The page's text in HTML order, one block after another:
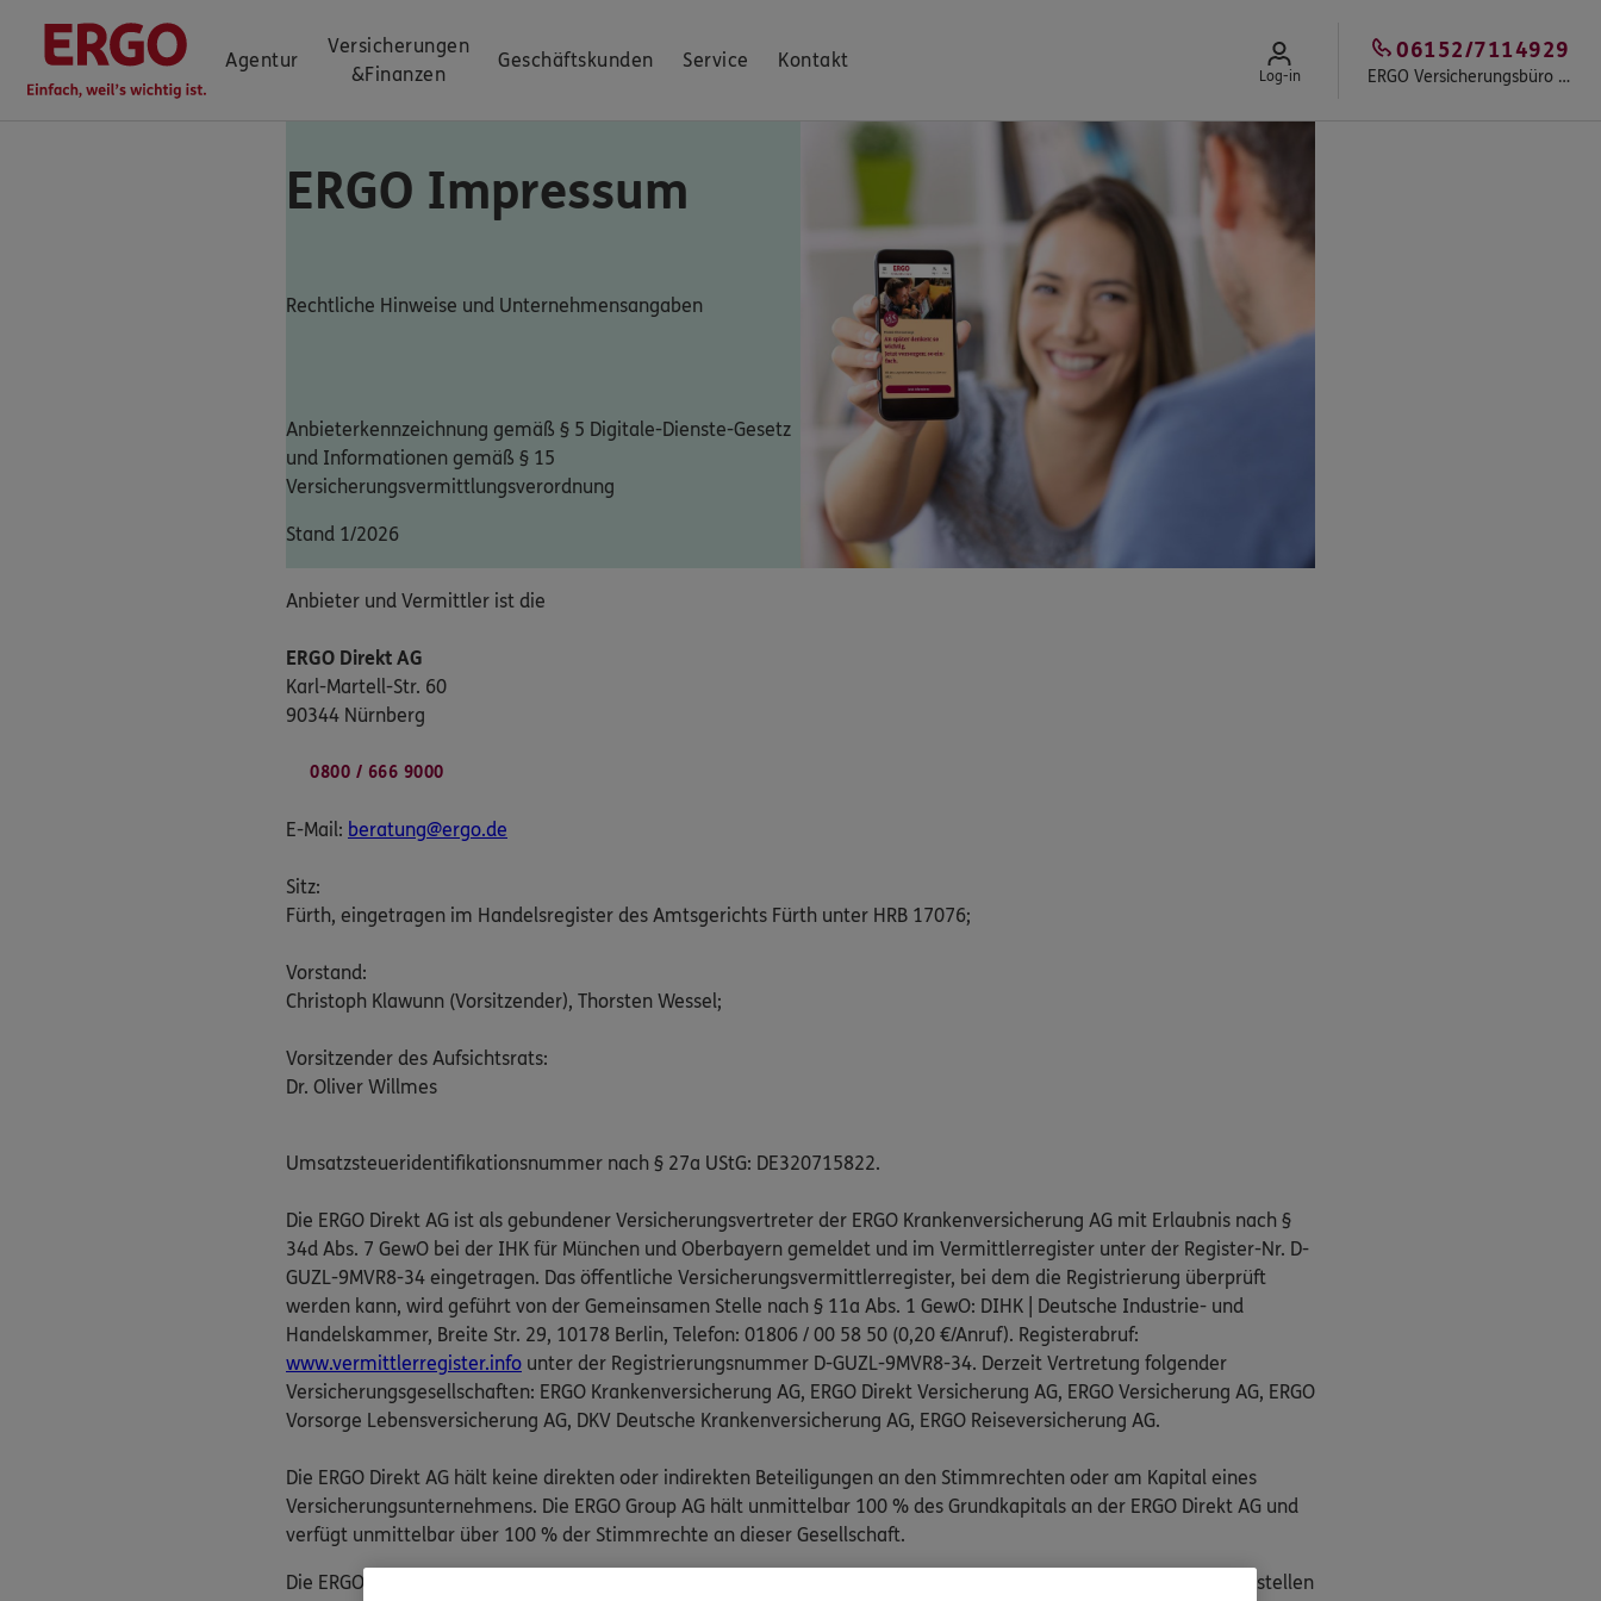
Agentur
Versicherungen
&Finanzen
Geschäftskunden Service Kontakt
Log-in ERGO Versicherungsbüro Minolfo & Team
06152/7114929
ERGO Impressum
Rechtliche Hinweise und Unternehmensangaben
Anbieterkennzeichnung gemäß § 5 Digitale-Dienste-Gesetz
und Informationen gemäß § 15
Versicherungsvermittlungsverordnung
Stand 1/2026
Anbieter und Vermittler ist die
ERGO Direkt AG
Karl-Martell-Str. 60
90344 Nürnberg
0800 / 666 9000
E-Mail: beratung@ergo.de
Sitz:
Fürth, eingetragen im Handelsregister des Amtsgerichts Fürth unter HRB 17076;
Vorstand:
Christoph Klawunn (Vorsitzender), Thorsten Wessel;
Vorsitzender des Aufsichtsrats:
Dr. Oliver Willmes
Umsatzsteueridentifikationsnummer nach § 27a UStG: DE320715822.
Die ERGO Direkt AG ist als gebundener Versicherungsvertreter der ERGO Krankenversicherung AG mit Erlaubnis nach §
34d Abs. 7 GewO bei der IHK für München und Oberbayern gemeldet und im Vermittlerregister unter der Register-Nr. D-
GUZL-9MVR8-34 eingetragen. Das öffentliche Versicherungsvermittlerregister, bei dem die Registrierung überprüft
werden kann, wird geführt von der Gemeinsamen Stelle nach § 11a Abs. 1 GewO: DIHK | Deutsche Industrie- und
Handelskammer, Breite Str. 29, 10178 Berlin, Telefon: 01806 / 00 58 50 (0,20 €/Anruf). Registerabruf:
www.vermittlerregister.info unter der Registrierungsnummer D-GUZL-9MVR8-34. Derzeit Vertretung folgender
Versicherungsgesellschaften: ERGO Krankenversicherung AG, ERGO Direkt Versicherung AG, ERGO Versicherung AG, ERGO
Vorsorge Lebensversicherung AG, DKV Deutsche Krankenversicherung AG, ERGO Reiseversicherung AG.
Die ERGO Direkt AG hält keine direkten oder indirekten Beteiligungen an den Stimmrechten oder am Kapital eines
Versicherungsunternehmens. Die ERGO Group AG hält unmittelbar 100 % des Grundkapitals an der ERGO Direkt AG und
verfügt unmittelbar über 100 % der Stimmrechte an dieser Gesellschaft.
Die ERGO Direkt AG nimmt verpflichtend an folgenden außergerichtlichen Schlichtungsstellen als Streitbeilegungsstellen